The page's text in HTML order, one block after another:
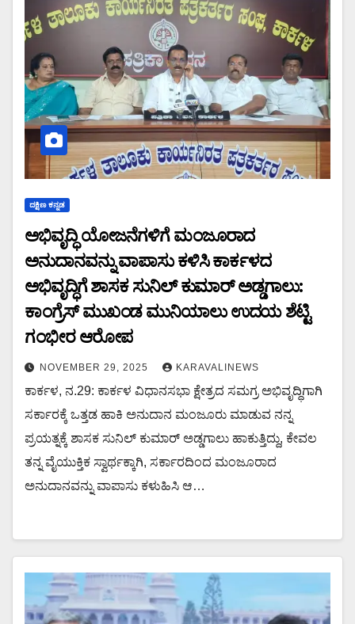
ದಕ್ಷಿಣ ಕನ್ನಡ
ಅಭಿವೃದ್ಧಿ ಯೋಜನೆಗಳಿಗೆ ಮಂಜೂರಾದ
ಅನುದಾನವನ್ನು ವಾಪಾಸು ಕಳಿಸಿ ಕಾರ್ಕಳದ
ಅಭಿವೃದ್ಧಿಗೆ ಶಾಸಕ ಸುನಿಲ್ ಕುಮಾರ್ ಅಡ್ಡಗಾಲು:
ಕಾಂಗ್ರೆಸ್ ಮುಖಂಡ ಮುನಿಯಾಲು ಉದಯ ಶೆಟ್ಟಿ
ಗಂಭೀರ ಆರೋಪ
NOVEMBER 29, 2025 KARAVALINEWS
ಕಾರ್ಕಳ, ನ.29: ಕಾರ್ಕಳ ವಿಧಾನಸಭಾ ಕ್ಷೇತ್ರದ ಸಮಗ್ರ ಅಭಿವೃದ್ಧಿಗಾಗಿ
ಸರ್ಕಾರಕ್ಕೆ ಒತ್ತಡ ಹಾಕಿ ಅನುದಾನ ಮಂಜೂರು ಮಾಡುವ ನನ್ನ
ಪ್ರಯತ್ನಕ್ಕೆ ಶಾಸಕ ಸುನಿಲ್ ಕುಮಾರ್ ಅಡ್ಡಗಾಲು ಹಾಕುತ್ತಿದ್ದು, ಕೇವಲ
ತನ್ನ ವೈಯುಕ್ತಿಕ ಸ್ವಾರ್ಥಕ್ಕಾಗಿ, ಸರ್ಕಾರದಿಂದ ಮಂಜೂರಾದ
ಅನುದಾನವನ್ನು ವಾಪಾಸು ಕಳುಹಿಸಿ ಆ…